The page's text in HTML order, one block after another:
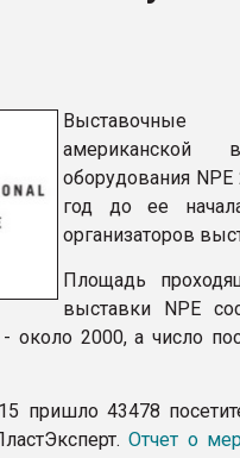
Выставочные
американской
оборудования
год до ее
организаторов
Площадь
выставки NPE
около 2000, а число
пришло 43478
Отчет о